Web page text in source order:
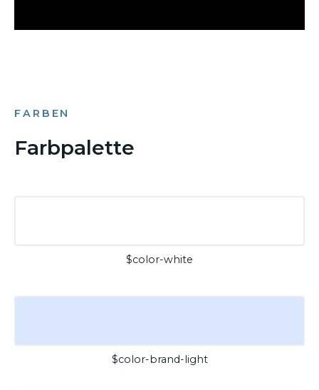
FARBEN
Farbpalette
$color-white
$color-brand-light